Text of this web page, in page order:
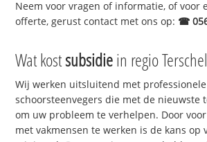
Neem voor vragen of informatie, of voor
offerte, gerust contact met ons op: ☎
Wat kostsubsidiein regio
Wij werken uitsluitend met professionele
schoorsteenvegers die met de nieuwste
om uw probleem te verhelpen. Door
met vakmensen te werken is de kans op